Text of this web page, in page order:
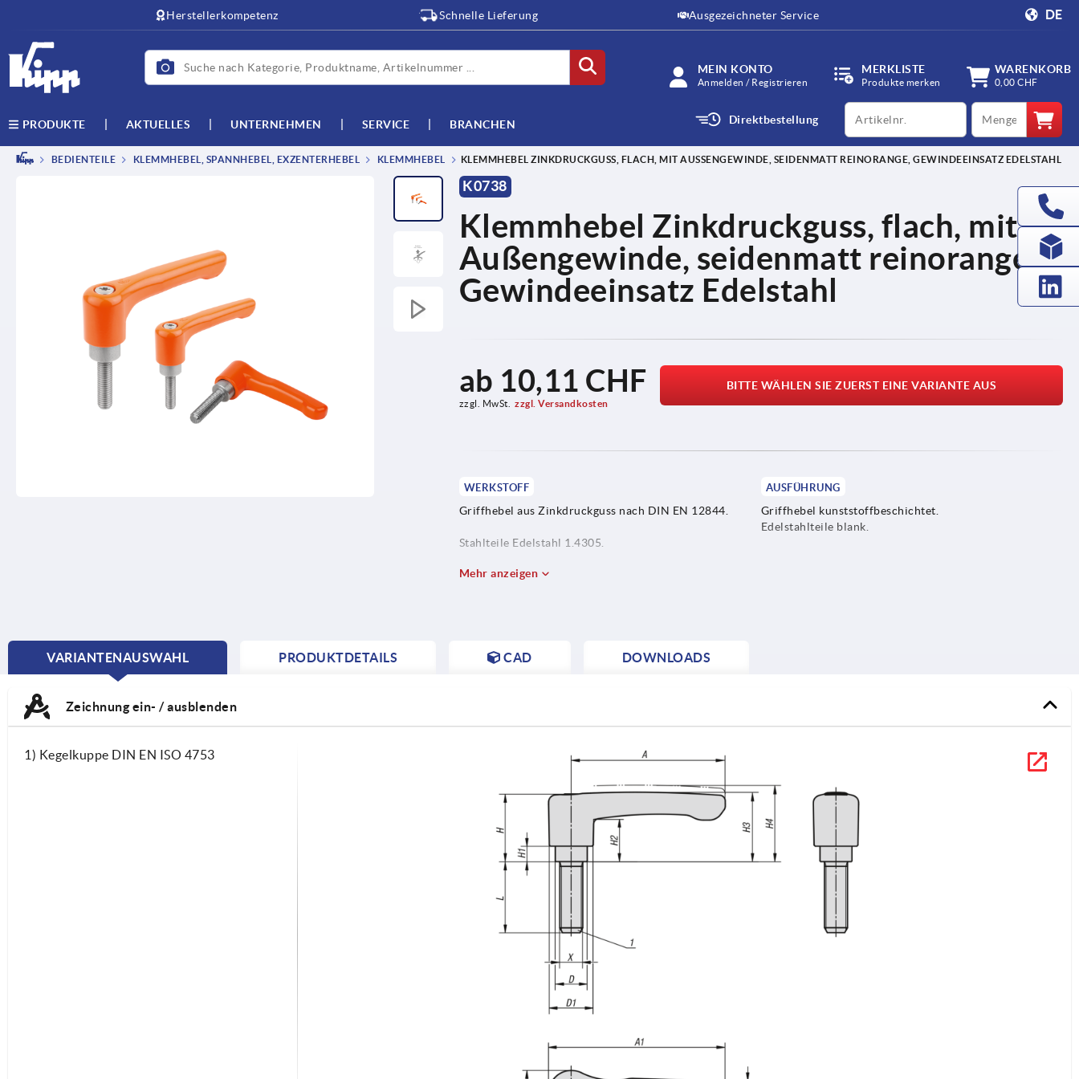
Herstellerkompetenz Schnelle Lieferung Ausgezeichneter Service DE
MEIN KONTO
Anmelden / Registrieren
MERKLISTE
Produkte merken
WARENKORB
0,00 CHF
PRODUKTE AKTUELLES UNTERNEHMEN SERVICE BRANCHEN Direktbestellung
productCode qty
BEDIENTEILE KLEMMHEBEL, SPANNHEBEL, EXZENTERHEBEL KLEMMHEBEL KLEMMHEBEL ZINKDRUCKGUSS, FLACH, MIT AUSSENGEWINDE, SEIDENMATT REINORANGE, GEWINDEEINSATZ EDELSTAHL
K0738
Klemmhebel Zinkdruckguss, flach, mit
Außengewinde, seidenmatt reinorange,
Gewindeeinsatz Edelstahl
ab 10,11 CHF
zzgl. MwSt. zzgl. Versandkosten
BITTE WÄHLEN SIE ZUERST EINE VARIANTE AUS
WERKSTOFF
Griffhebel aus Zinkdruckguss nach DIN EN 12844.
Stahlteile Edelstahl 1.4305.
AUSFÜHRUNG
Griffhebel kunststoffbeschichtet.
Edelstahlteile blank.
Mehr anzeigen
VARIANTENAUSWAHL
CURRENT
PRODUKTDETAILS CAD DOWNLOADS
Zeichnung ein- / ausblenden
1) Kegelkuppe DIN EN ISO 4753